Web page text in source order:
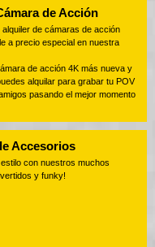
de Acción
alquiler de cámaras de acción
a precio especial en nuestra
de acción 4K más nueva y
alquilar para grabar tu POV
pasando el mejor momento
Accesorios
con nuestros muchos
y funky!